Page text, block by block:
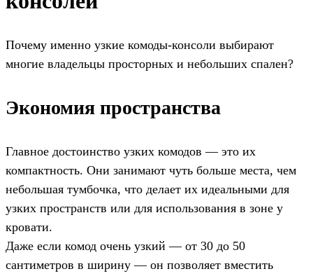
Почему именно узкие комоды-консоли выбирают
многие владельцы просторных и небольших спален?
Экономия пространства
Главное достоинство узких комодов — это их
компактность. Они занимают чуть больше места, чем
небольшая тумбочка, что делает их идеальными для
узких пространств или для использования в зоне у
кровати.
Даже если комод очень узкий — от 30 до 50
сантиметров в ширину — он позволяет вместить